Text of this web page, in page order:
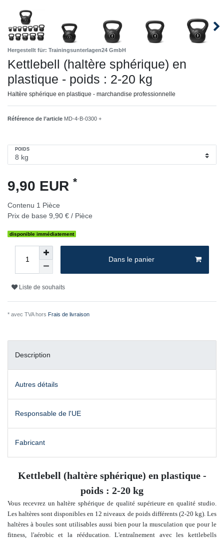
Hergestellt für: Trainingsunterlagen24 GmbH
Kettlebell (haltère sphérique) en
plastique - poids : 2-20 kg
Haltère sphérique en plastique - marchandise professionnelle
Référence de l’article MD-4-B-0300 +
POIDS
9,90 EUR *
Contenu 1 Pièce
Prix de base 9,90 € / Pièce
disponible immédiatement
Dans le panier
Liste de souhaits
* avec TVA hors Frais de livraison
Description
Autres détails
Responsable de l'UE
Fabricant
Kettlebell (haltère sphérique) en plastique -
poids : 2-20 kg
Vous recevrez un haltère sphérique de qualité supérieure en qualité studio.
Les haltères sont disponibles en 12 niveaux de poids différents (2-20 kg). Les
haltères à boules sont utilisables aussi bien pour la musculation que pour le
fitness, l'aérobic et la rééducation. L'entraînement avec les kettlebells